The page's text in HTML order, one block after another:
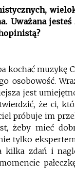
Uważana
kochać muzykę
osobowość.
jest
że ci,
próbuje im
żeby mieć
tylko
kilka zdań i